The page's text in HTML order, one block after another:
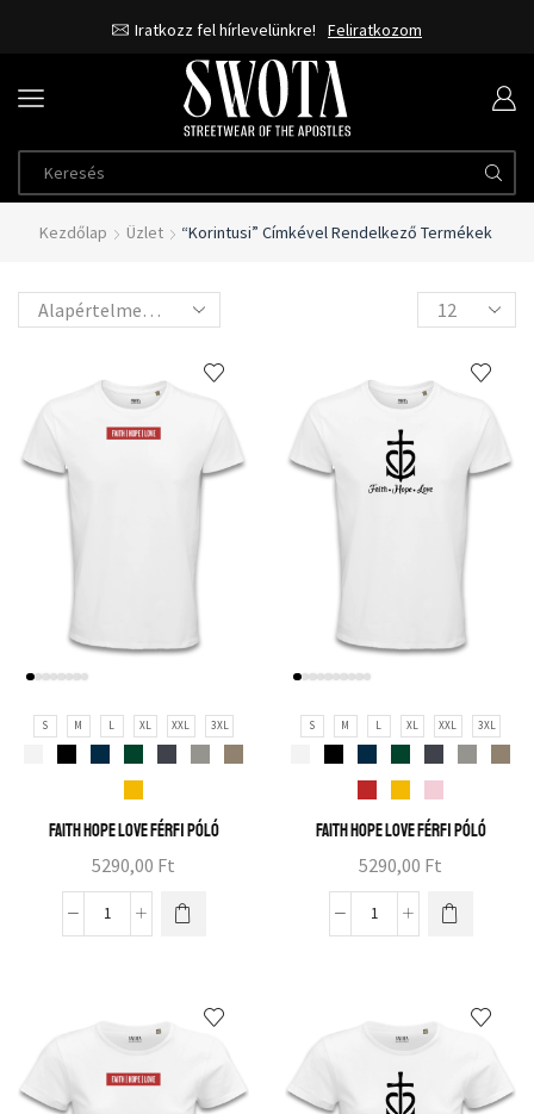
Iratkozz fel hírlevelünkre! Feliratkozom
Kezdőlap Üzlet “korintusi” Címkével Rendelkező Termékek
S M L XL XXL 3XL
Faith hope love férfi póló
5290,00 Ft
S M L XL XXL 3XL
Faith hope love férfi póló
5290,00 Ft